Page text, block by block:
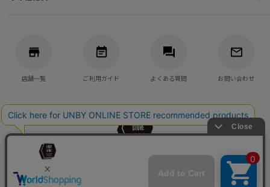
店舗一覧 ご利用ガイド よくある質問 お問い合わせ
UNBY GENERAL GOODS STORE